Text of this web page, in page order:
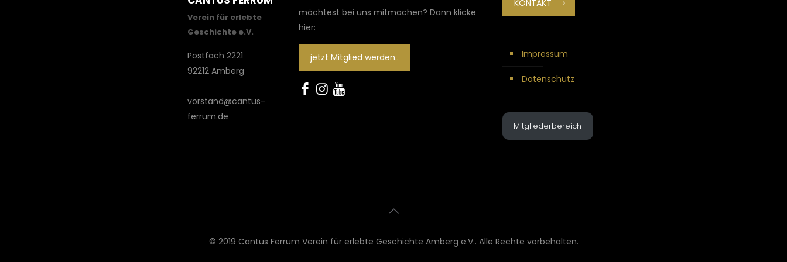
Verein für erlebte
Geschichte e.V.
Postfach 2221
92212 Amberg
vorstand@cantus-
ferrum.de
möchtest bei uns mitmachen? Dann klicke
hier:
jetzt Mitglied werden..
KONTAKT
Impressum
Datenschutz
Mitgliederbereich
© 2019 Cantus Ferrum Verein für erlebte Geschichte Amberg e.V.. Alle Rechte vorbehalten.